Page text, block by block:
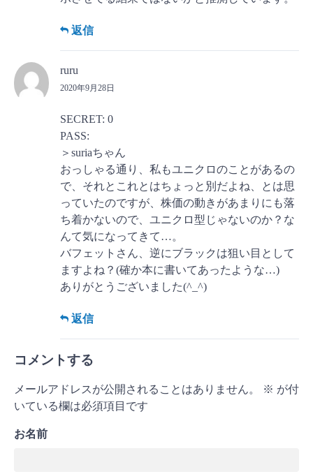
返信
ruru
2020年9月28日
SECRET: 0
PASS:
＞suriaちゃん
おっしゃる通り、私もユニクロのことがあるの
で、それとこれとはちょっと別だよね、とは思
っていたのですが、株価の動きがあまりにも落
ち着かないので、ユニクロ型じゃないのか？な
んて気になってきて…。
バフェットさん、逆にブラックは狙い目として
ますよね？(確か本に書いてあったような…)
ありがとうございました(^_^)
返信
コメントする
メールアドレスが公開されることはありません。 ※ が付
いている欄は必須項目です
お名前